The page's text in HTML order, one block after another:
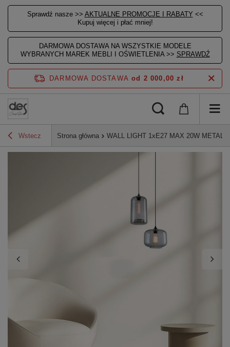
Sprawdź nasze >> AKTUALNE PROMOCJE I RABATY <<
Kupuj więcej i płać mniej!
DARMOWA DOSTAWA NA WSZYSTKIE MODELE
WYBRANYCH MAREK MEBLI I OŚWIETLENIA >> SPRAWDŹ
DARMOWA DOSTAWA od 2 000,00 zł
Wstecz Strona główna WALL LIGHT 1xE27 MAX 20W METAL -